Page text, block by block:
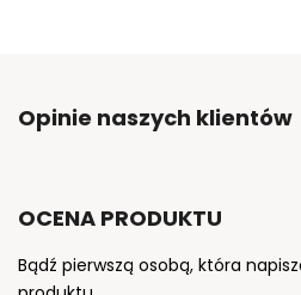
Opinie naszych klientów
OCENA PRODUKTU
Bądź pierwszą osobą, która